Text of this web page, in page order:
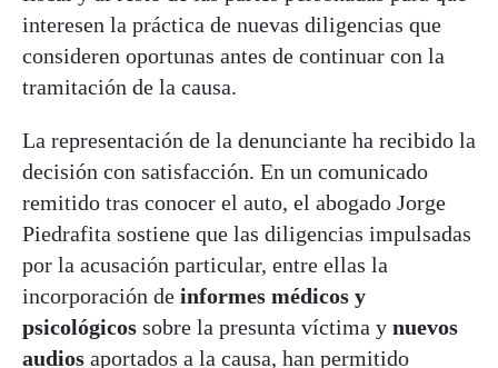
interesen la práctica de nuevas diligencias que
consideren oportunas antes de continuar con la
tramitación de la causa.
La representación de la denunciante ha recibido la
decisión con satisfacción. En un comunicado
remitido tras conocer el auto, el abogado Jorge
Piedrafita sostiene que las diligencias impulsadas
por la acusación particular, entre ellas la
incorporación de informes médicos y
psicológicos sobre la presunta víctima y nuevos
audios aportados a la causa, han permitido